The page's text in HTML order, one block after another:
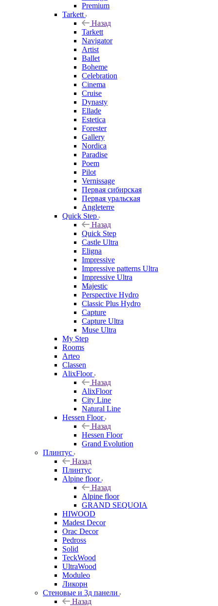
Premium
Tarkett
Назад
Tarkett
Navigator
Artist
Ballet
Boheme
Celebration
Cinema
Cruise
Dynasty
Ellade
Estetica
Forester
Gallery
Nordica
Paradise
Poem
Pilot
Vernissage
Первая сибирская
Первая уральская
Angleterre
Quick Step
Назад
Quick Step
Castle Ultra
Eligna
Impressive
Impressive patterns Ultra
Impressive Ultra
Majestic
Perspective Hydro
Classic Plus Hydro
Capture
Capture Ultra
Muse Ultra
My Step
Rooms
Arteo
Classen
AlixFloor
Назад
AlixFloor
City Line
Natural Line
Hessen Floor
Назад
Hessen Floor
Grand Evolution
Плинтус
Назад
Плинтус
Alpine floor
Назад
Alpine floor
GRAND SEQUOIA
HIWOOD
Madest Decor
Orac Decor
Pedross
Solid
TeckWood
UltraWood
Moduleo
Ликорн
Стеновые и 3д панели
Назад